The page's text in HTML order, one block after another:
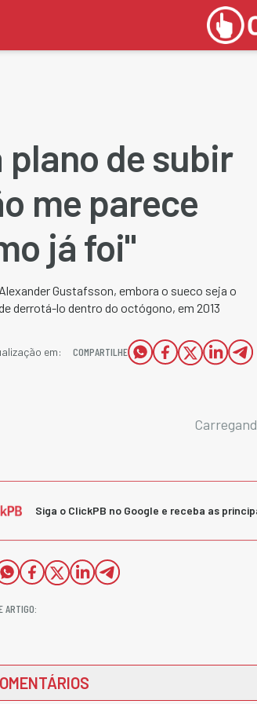
de subir
me parece
já foi"
Gustafsson, embora o sueco seja o
derrotá-lo dentro do octógono, em 2013
em:
COMPARTILHE
Siga o ClickPB no Google e receba as
ARTIGO: